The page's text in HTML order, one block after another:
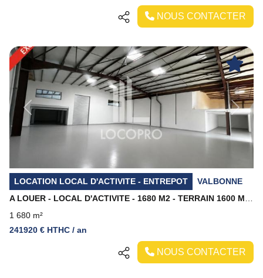
NOUS CONTACTER
Previous Next
LOCATION LOCAL D'ACTIVITE - ENTREPOT
VALBONNE
1 680 m²
241920 € HTHC / an
NOUS CONTACTER